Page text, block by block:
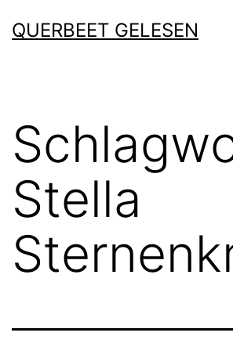
Inhalt
QUERBEET GELESEN
Stella